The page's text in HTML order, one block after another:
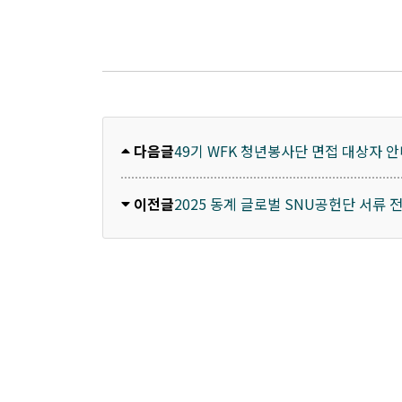
다음글49기 WFK 청년봉사단 면접 대상자
이전글2025 동계 글로벌 SNU공헌단 서류